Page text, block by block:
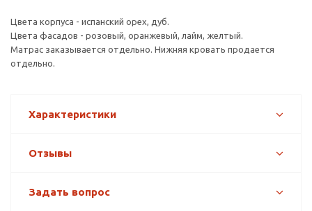
Цвета корпуса - испанский орех, дуб.
Цвета фасадов - розовый, оранжевый, лайм, желтый.
Матрас заказывается отдельно. Нижняя кровать продается
отдельно.
Характеристики
Отзывы
Задать вопрос